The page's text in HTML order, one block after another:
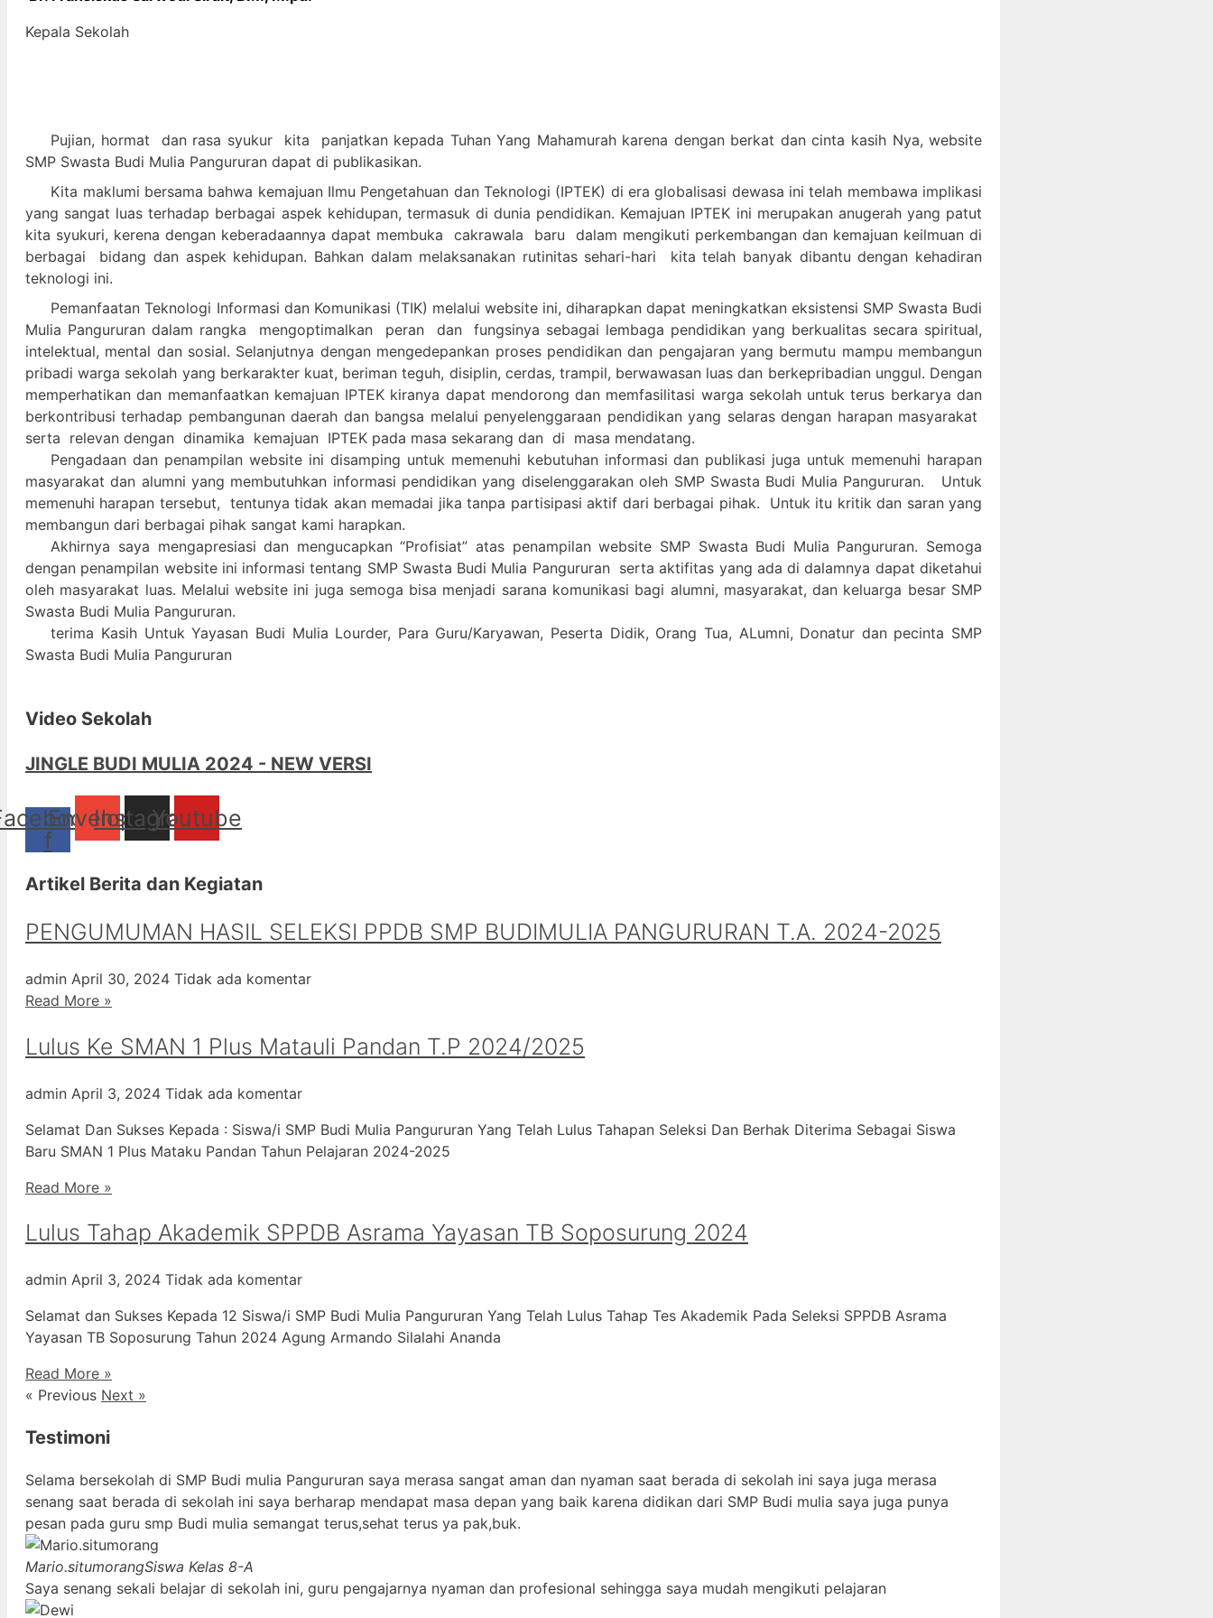
Kepala Sekolah
Pujian, hormat dan rasa syukur kita panjatkan kepada Tuhan Yang Mahamurah karena dengan berkat dan cinta kasih Nya, website
SMP Swasta Budi Mulia Pangururan dapat di publikasikan.
Kita maklumi bersama bahwa kemajuan Ilmu Pengetahuan dan Teknologi (IPTEK) di era globalisasi dewasa ini telah membawa implikasi
yang sangat luas terhadap berbagai aspek kehidupan, termasuk di dunia pendidikan. Kemajuan IPTEK ini merupakan anugerah yang patut
kita syukuri, kerena dengan keberadaannya dapat membuka cakrawala baru dalam mengikuti perkembangan dan kemajuan keilmuan di
berbagai bidang dan aspek kehidupan. Bahkan dalam melaksanakan rutinitas sehari-hari kita telah banyak dibantu dengan kehadiran
teknologi ini.
Pemanfaatan Teknologi Informasi dan Komunikasi (TIK) melalui website ini, diharapkan dapat meningkatkan eksistensi SMP Swasta Budi
Mulia Pangururan dalam rangka mengoptimalkan peran dan fungsinya sebagai lembaga pendidikan yang berkualitas secara spiritual,
intelektual, mental dan sosial. Selanjutnya dengan mengedepankan proses pendidikan dan pengajaran yang bermutu mampu membangun
pribadi warga sekolah yang berkarakter kuat, beriman teguh, disiplin, cerdas, trampil, berwawasan luas dan berkepribadian unggul. Dengan
memperhatikan dan memanfaatkan kemajuan IPTEK kiranya dapat mendorong dan memfasilitasi warga sekolah untuk terus berkarya dan
berkontribusi terhadap pembangunan daerah dan bangsa melalui penyelenggaraan pendidikan yang selaras dengan harapan masyarakat
serta relevan dengan dinamika kemajuan IPTEK pada masa sekarang dan di masa mendatang.
Pengadaan dan penampilan website ini disamping untuk memenuhi kebutuhan informasi dan publikasi juga untuk memenuhi harapan
masyarakat dan alumni yang membutuhkan informasi pendidikan yang diselenggarakan oleh SMP Swasta Budi Mulia Pangururan. Untuk
memenuhi harapan tersebut, tentunya tidak akan memadai jika tanpa partisipasi aktif dari berbagai pihak. Untuk itu kritik dan saran yang
membangun dari berbagai pihak sangat kami harapkan.
Akhirnya saya mengapresiasi dan mengucapkan “Profisiat” atas penampilan website SMP Swasta Budi Mulia Pangururan. Semoga
dengan penampilan website ini informasi tentang SMP Swasta Budi Mulia Pangururan serta aktifitas yang ada di dalamnya dapat diketahui
oleh masyarakat luas. Melalui website ini juga semoga bisa menjadi sarana komunikasi bagi alumni, masyarakat, dan keluarga besar SMP
Swasta Budi Mulia Pangururan.
terima Kasih Untuk Yayasan Budi Mulia Lourder, Para Guru/Karyawan, Peserta Didik, Orang Tua, ALumni, Donatur dan pecinta SMP
Swasta Budi Mulia Pangururan
Video Sekolah
JINGLE BUDI MULIA 2024 - NEW VERSI
f
Envelope
Instagram
Youtube
Artikel Berita dan Kegiatan
PENGUMUMAN HASIL SELEKSI PPDB SMP BUDIMULIA PANGURURAN T.A. 2024-2025
admin April 30, 2024 Tidak ada komentar
Read More »
Lulus Ke SMAN 1 Plus Matauli Pandan T.P 2024/2025
admin April 3, 2024 Tidak ada komentar
Selamat Dan Sukses Kepada : Siswa/i SMP Budi Mulia Pangururan Yang Telah Lulus Tahapan Seleksi Dan Berhak Diterima Sebagai Siswa
Baru SMAN 1 Plus Mataku Pandan Tahun Pelajaran 2024-2025
Read More »
Lulus Tahap Akademik SPPDB Asrama Yayasan TB Soposurung 2024
admin April 3, 2024 Tidak ada komentar
Selamat dan Sukses Kepada 12 Siswa/i SMP Budi Mulia Pangururan Yang Telah Lulus Tahap Tes Akademik Pada Seleksi SPPDB Asrama
Yayasan TB Soposurung Tahun 2024 Agung Armando Silalahi ⁠Ananda
Read More »
« Previous Next »
Testimoni
Selama bersekolah di SMP Budi mulia Pangururan saya merasa sangat aman dan nyaman saat berada di sekolah ini saya juga merasa
senang saat berada di sekolah ini saya berharap mendapat masa depan yang baik karena didikan dari SMP Budi mulia saya juga punya
pesan pada guru smp Budi mulia semangat terus,sehat terus ya pak,buk.
Mario.situmorangSiswa Kelas 8-A
Saya senang sekali belajar di sekolah ini, guru pengajarnya nyaman dan profesional sehingga saya mudah mengikuti pelajaran